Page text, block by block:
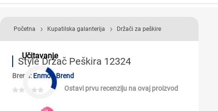
Učitavanje
Početna Kupatilska galanterija Držači za peškire
Style Držač Peškira 12324
Brend: Enmon Brend
Ostavi prvu recenziju na ovaj proizvod